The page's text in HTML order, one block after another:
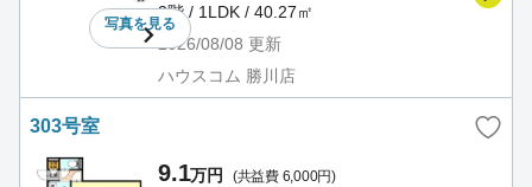
写真を見る
3階 / 1LDK / 40.27㎡
2026/08/08 更新
ハウスコム 勝川店
303号室
9.1万円 (共益費 6,000円)